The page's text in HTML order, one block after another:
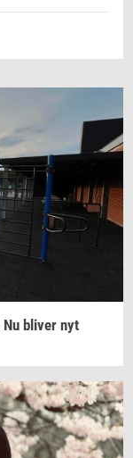
Nu bli­ver nyt